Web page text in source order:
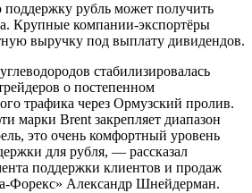
рубль может получить
Крупные компании-экспортёры
выручку под выплату дивидендов.
стабилизировалась
о постепенном
трафика через Ормузский пролив.
марки Brent закрепляет диапазон
это очень комфортный уровень
для рубля, — рассказал
поддержки клиентов и продаж
Александр Шнейдерман.